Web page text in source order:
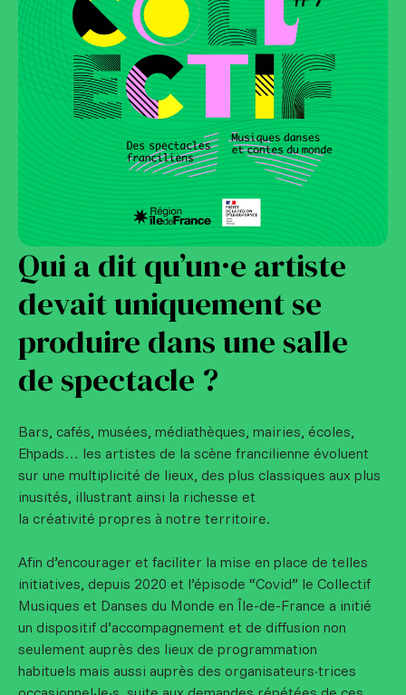
Qui a dit qu’un·e artiste
devait uniquement se
produire dans une salle
de spectacle ?
Bars, cafés, musées, médiathèques, mairies, écoles,
Ehpads… les artistes de la scène francilienne évoluent
sur une multiplicité de lieux, des plus classiques aux plus
inusités, illustrant ainsi la richesse et
la créativité propres à notre territoire.
Afin d’encourager et faciliter la mise en place de telles
initiatives, depuis 2020 et l’épisode “Covid” le Collectif
Musiques et Danses du Monde en Île-de-France a initié
un dispositif d’accompagnement et de diffusion non
seulement auprès des lieux de programmation
habituels mais aussi auprès des organisateurs·trices